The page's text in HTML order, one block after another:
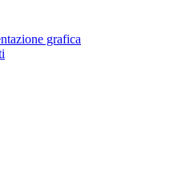
grafica